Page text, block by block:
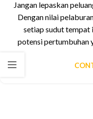
Jangan lepaskan
Dengan nilai
setiap sudut tempat
potensi pertumbuhan